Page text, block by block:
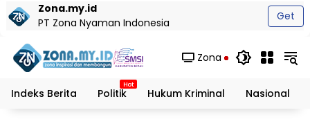
Zona.my.id
PT Zona Nyaman Indonesia
Get
Zona
Indeks Berita Politik Hukum Kriminal Nasional